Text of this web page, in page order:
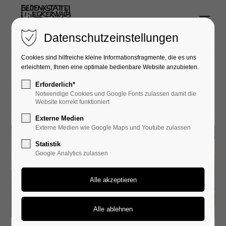
Login
Passwort
Anmelden
Lost your password?
Menu
16.05.2026 19:40
Datenschutzeinstellungen
Cookies sind hilfreiche kleine Informationsfragmente, die es uns
erleichtern, Ihnen eine optimale bedienbare Website anzubieten.
Erforderlich*
Notwendige Cookies und Google Fonts zulassen damit die
Website korrekt funktioniert
Externe Medien
Externe Medien wie Google Maps und Youtube zulassen
Statistik
Google Analytics zulassen